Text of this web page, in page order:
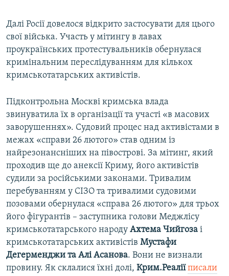
Далі Росії довелося відкрито застосувати для цього
свої війська. Участь у мітингу в лавах
проукраїнських протестувальників обернулася
кримінальним переслідуванням для кількох
кримськотатарських активістів.
Підконтрольна Москві кримська влада
звинуватила їх в організації та участі «в масових
заворушеннях». Судовий процес над активістами в
межах «справи 26 лютого» став одним із
найрезонансніших на півострові. За мітинг, який
проходив ще до анексії Криму, його активістів
судили за російськими законами. Тривалим
перебуванням у СІЗО та тривалими судовими
позовами обернулася «справа 26 лютого» для трьох
його фігурантів – заступника голови Меджлісу
кримськотатарського народу Ахтема Чийгоза і
кримськотатарських активістів Мустафи
Дегерменджи та Алі Асанова. Вони не визнали
провину. Як склалися їхні долі, Крим.Реалії писали